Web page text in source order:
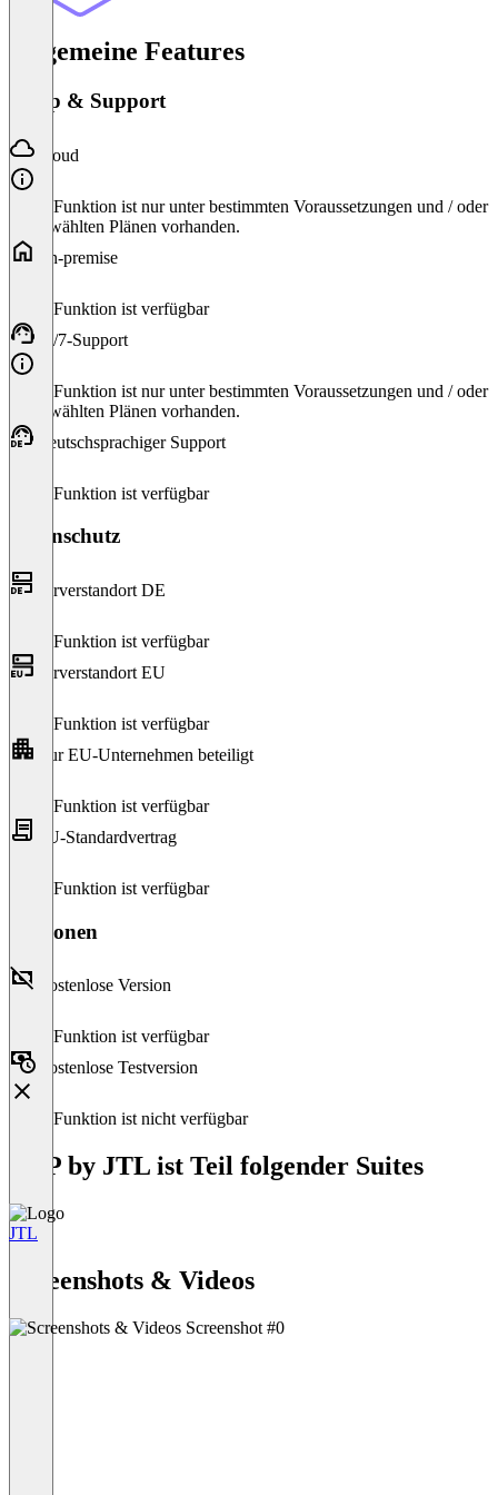
Allgemeine Features
Setup & Support
Cloud
Diese Funktion ist nur unter bestimmten Voraussetzungen und / oder
ausgewählten Plänen vorhanden.
On-premise
Diese Funktion ist verfügbar
24/7-Support
Diese Funktion ist nur unter bestimmten Voraussetzungen und / oder
ausgewählten Plänen vorhanden.
Deutschsprachiger Support
Diese Funktion ist verfügbar
Datenschutz
Serverstandort DE
Diese Funktion ist verfügbar
Serverstandort EU
Diese Funktion ist verfügbar
Nur EU-Unternehmen beteiligt
Diese Funktion ist verfügbar
EU-Standardvertrag
Diese Funktion ist verfügbar
Versionen
Kostenlose Version
Diese Funktion ist verfügbar
Kostenlose Testversion
Diese Funktion ist nicht verfügbar
ERP by JTL ist Teil folgender Suites
JTL
Screenshots & Videos